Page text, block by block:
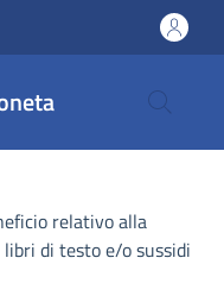
relativo alla
di testo e/o sussidi